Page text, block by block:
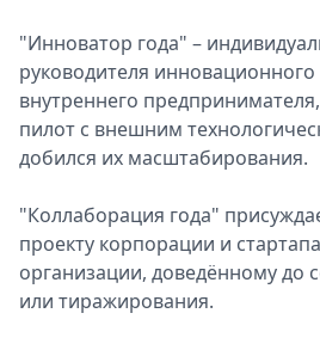
"Инноватор года" –
руководителя
внутреннего
пилот с внешним
добился их масштабирования.
"Коллаборация года"
проекту корпорации и
организации, доведённому до
или тиражирования.